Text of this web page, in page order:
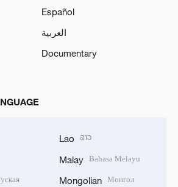
Español
العربية
Documentary
Lao ລາວ
Malay Bahasa Melayu
Mongolian Монгол